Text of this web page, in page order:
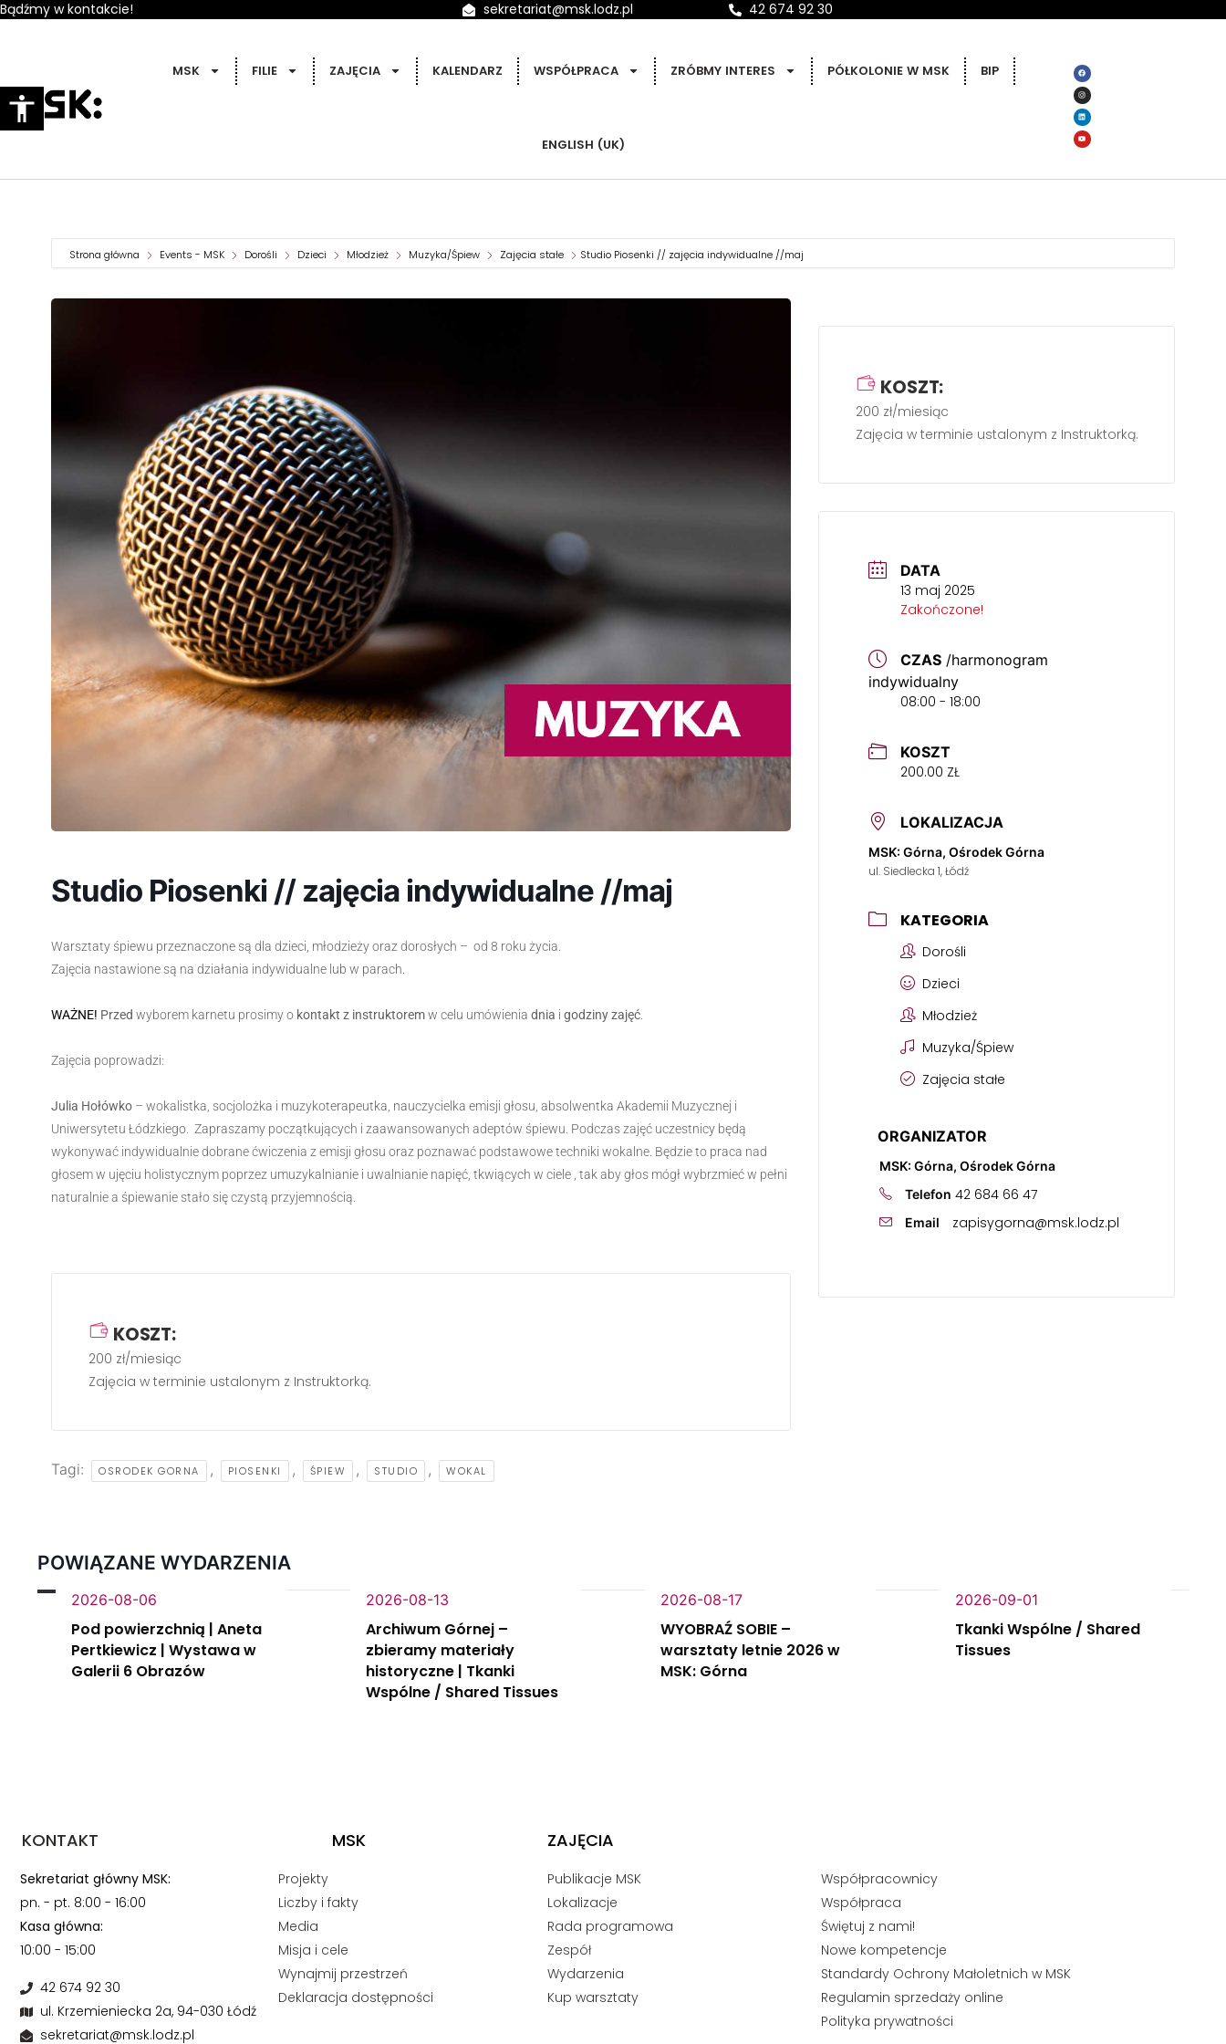
Bądźmy w kontakcie! sekretariat@msk.lodz.pl 42 674 92 30
MSK FILIE ZAJĘCIA KALENDARZ WSPÓŁPRACA ZRÓBMY INTERES PÓŁKOLONIE W MSK BIP
ENGLISH (UK)
Strona główna Events - MSK Dorośli Dzieci Młodzież Muzyka/Śpiew Zajęcia stałe Studio Piosenki // zajęcia indywidualne //maj
Studio Piosenki // zajęcia indywidualne //maj
Warsztaty śpiewu przeznaczone są dla dzieci, młodzieży oraz dorosłych – od 8 roku życia.
Zajęcia nastawione są na działania indywidualne lub w parach.
WAŻNE! Przed wyborem karnetu prosimy o kontakt z instruktoremw celu umówienia dnia i godziny zajęć
Zajęcia poprowadzi:
Julia Hołówko – wokalistka, socjolożka i muzykoterapeutka, nauczycielka emisji głosu, absolwentka Akademii Muzycznej i
Uniwersytetu Łódzkiego. Zapraszamy początkujących i zaawansowanych adeptów śpiewu. Podczas zajęć uczestnicy będą
wykonywać indywidualnie dobrane ćwiczenia z emisji głosu oraz poznawać podstawowe techniki wokalne. Będzie to praca nad
głosem w ujęciu holistycznym poprzez umuzykalnianie i uwalnianie napięć, tkwiących w ciele , tak aby głos mógł wybrzmieć w pełni
naturalnie a śpiewanie stało się czystą przyjemnością.
KOSZT:
200 zł/miesiąc
Zajęcia w terminie ustalonym z Instruktorką.
Tagi: OSRODEK GORNA , PIOSENKI , ŚPIEW , STUDIO , WOKAL
DATA
13 maj 2025
Zakończone!
CZAS /harmonogram
indywidualny
08:00 - 18:00
KOSZT
200.00 ZŁ
LOKALIZACJA
MSK: Górna, Ośrodek Górna
ul. Siedlecka 1, Łódź
KATEGORIA
Dorośli
Dzieci
Młodzież
Muzyka/Śpiew
Zajęcia stałe
ORGANIZATOR
MSK: Górna, Ośrodek Górna
Telefon 42 684 66 47
Email zapisygorna@msk.lodz.pl
KOSZT:
200 zł/miesiąc
Zajęcia w terminie ustalonym z Instruktorką.
POWIĄZANE WYDARZENIA
2026-08-06
Pod powierzchnią | Aneta
Pertkiewicz | Wystawa w
Galerii 6 Obrazów
2026-08-13
Archiwum Górnej –
zbieramy materiały
historyczne | Tkanki
Wspólne / Shared Tissues
2026-08-17
WYOBRAŹ SOBIE –
warsztaty letnie 2026 w
MSK: Górna
2026-09-01
Tkanki Wspólne / Shared
Tissues
KONTAKT MSK ZAJĘCIA
Sekretariat główny MSK:
pn. - pt. 8:00 - 16:00
Kasa główna:
10:00 - 15:00
42 674 92 30
ul. Krzemieniecka 2a, 94-030 Łódź
sekretariat@msk.lodz.pl
Projekty
Liczby i fakty
Media
Misja i cele
Wynajmij przestrzeń
Deklaracja dostępności
Publikacje MSK
Lokalizacje
Rada programowa
Zespół
Wydarzenia
Kup warsztaty
Współpracownicy
Współpraca
Świętuj z nami!
Nowe kompetencje
Standardy Ochrony Małoletnich w MSK
Regulamin sprzedaży online
Polityka prywatności